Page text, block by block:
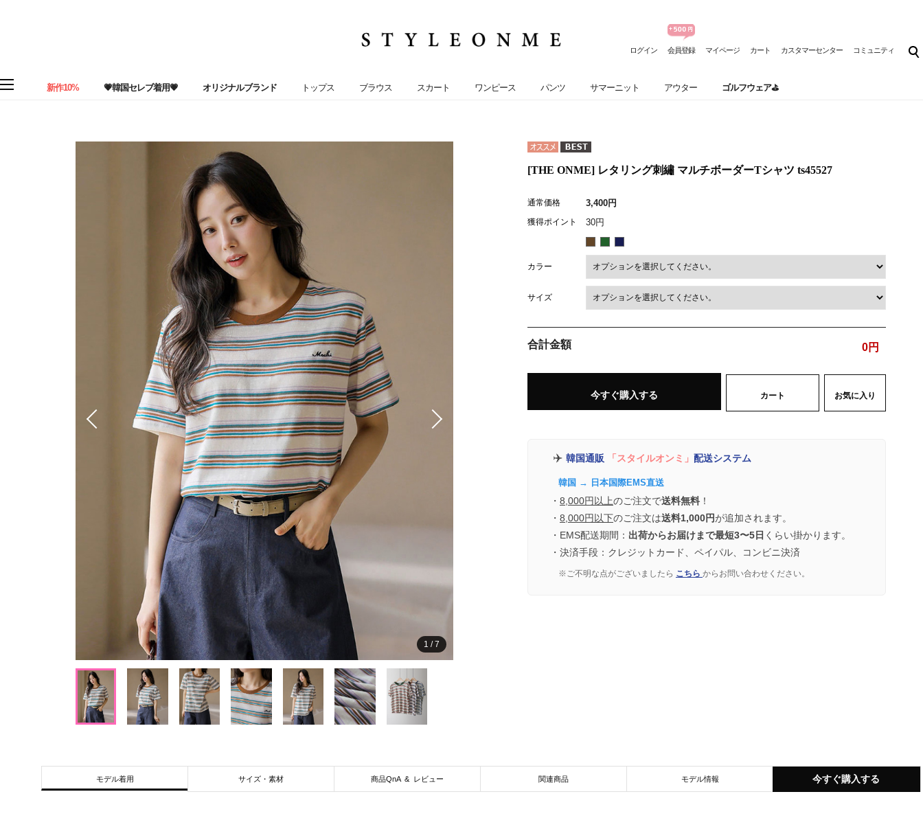
ログイン 会員登録 マイページ カート カスタマーセンター コミュニティ
新作10% 💗韓国セレブ着用💗 オリジナルブランド トップス ブラウス スカート ワンピース パンツ サマーニット アウター ゴルフウェア⛳
1 /7
[THE ONME] レタリング刺繡 マルチボーダーTシャツ ts45527
通常価格 3,400円
獲得ポイント 30円
カラー
サイズ
合計金額 0円
今すぐ購入する カート お気に入り
✈️ 韓国通販 「スタイルオンミ」 配送システム
韓国 → 日本国際EMS直送
・ 8,000円以上のご注文で送料無料 ！
・ 8,000円以下のご注文は送料1,000円が追加されます。
・EMS配送期間： 出荷からお届けまで最短3〜5日 くらい掛かります。
・決済手段：クレジットカード、ペイパル、コンビニ決済
※ご不明な点がございましたら こちら からお問い合わせください。
モデル着用 サイズ・素材 商品QnA & レビュー 関連商品 モデル情報 今すぐ購入する